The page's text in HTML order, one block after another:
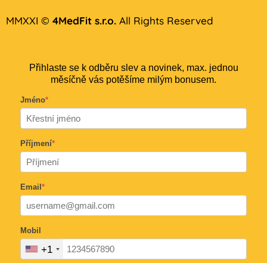
MMXXI © 4MedFit s.r.o. All Rights Reserved
Přihlaste se k odběru slev a novinek, max. jednou
měsíčně vás potěšíme milým bonusem.
Jméno*
Příjmení*
Email *
Mobil
+1